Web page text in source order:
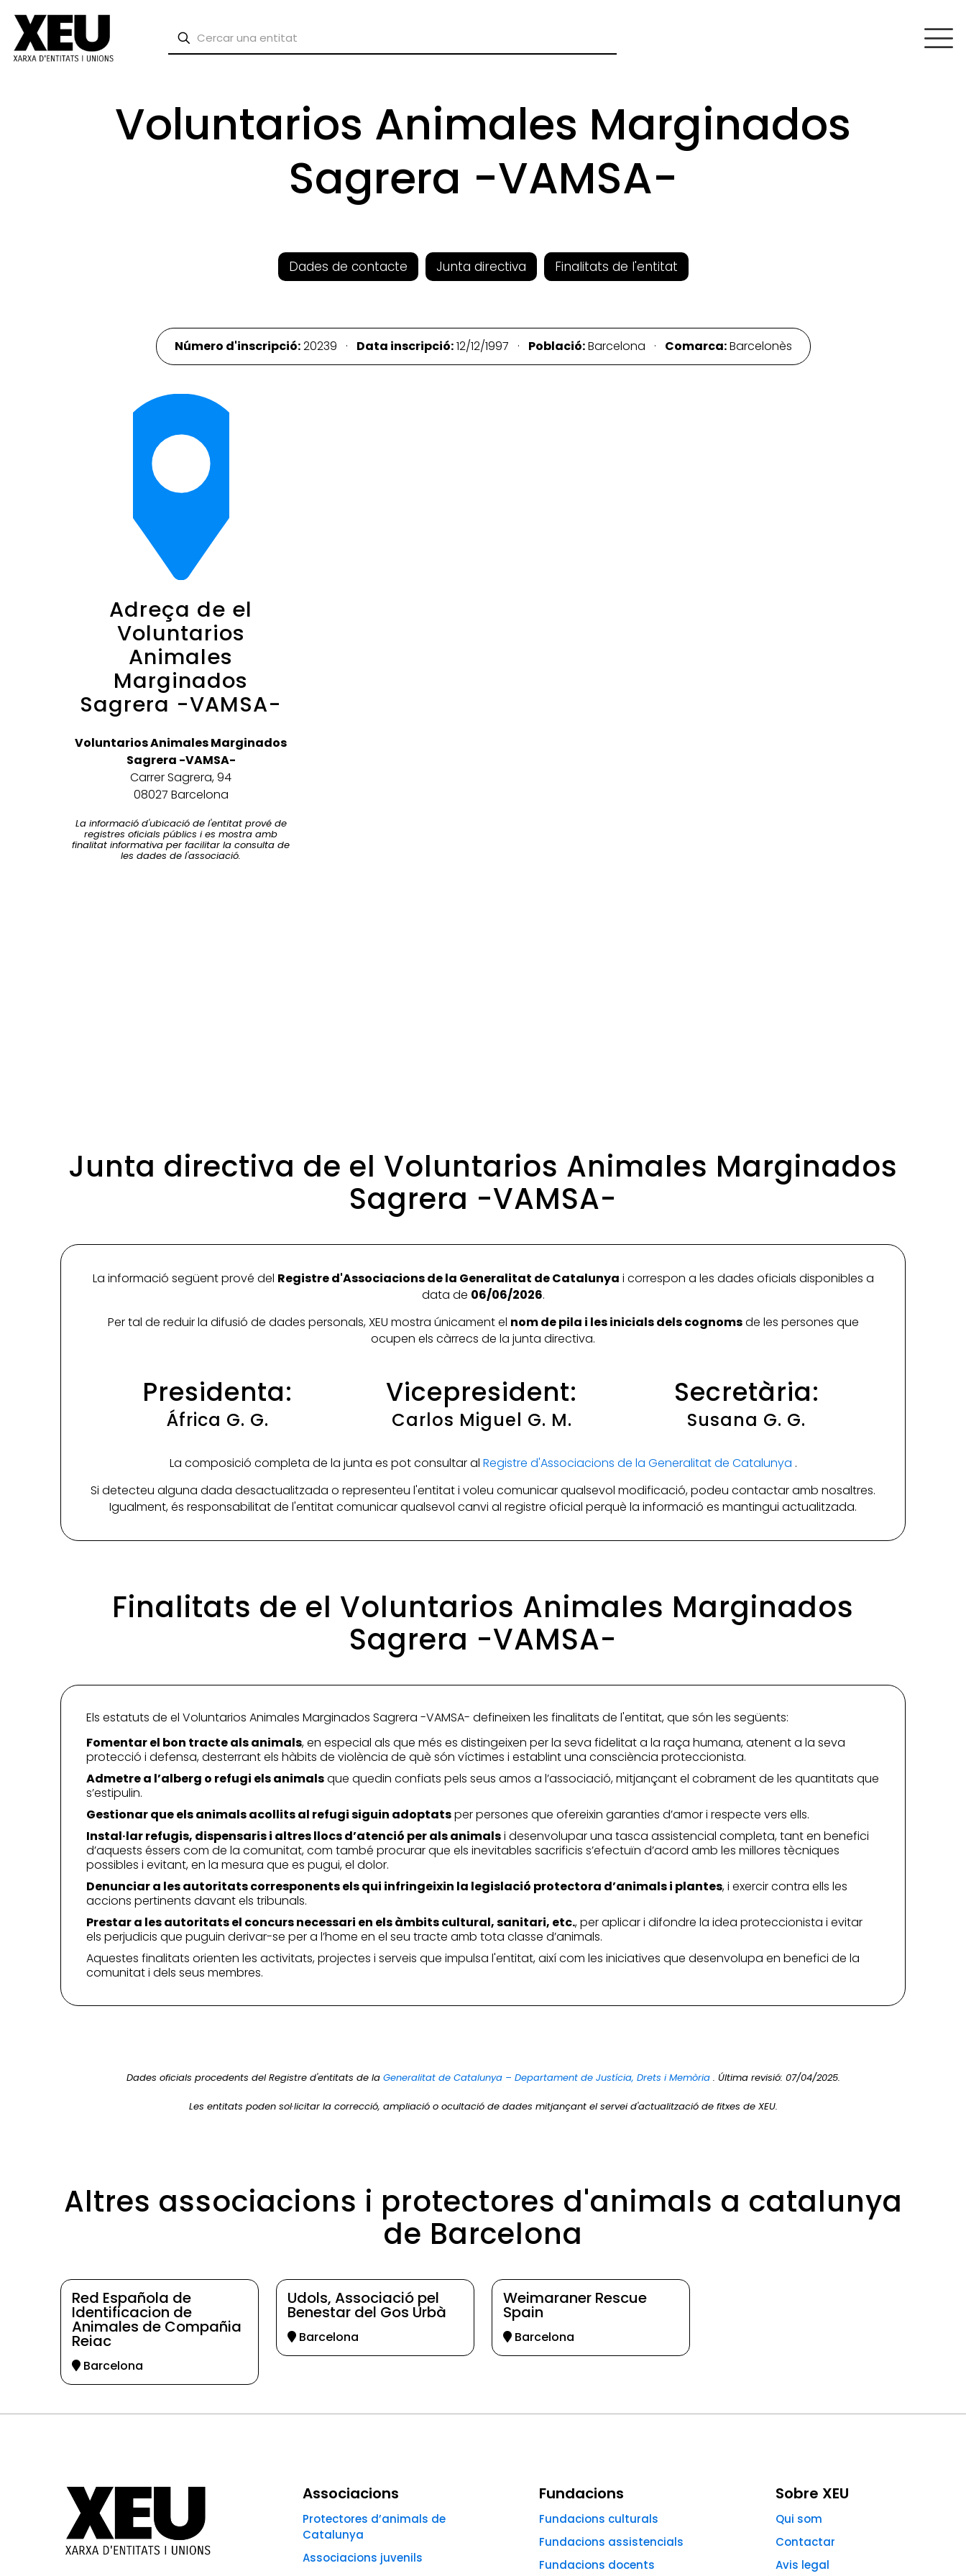
Voluntarios Animales Marginados
Sagrera -VAMSA-
Dades de contacte Junta directiva Finalitats de l'entitat
Número d'inscripció:20239 · Data inscripció:12/12/1997 · Població:Barcelona · Comarca:Barcelonès
Adreça de el
Voluntarios
Animales
Marginados
Sagrera -VAMSA-
Voluntarios Animales Marginados
Sagrera -VAMSA-
Carrer Sagrera, 94
08027 Barcelona
La informació d'ubicació de l'entitat prové de
registres oficials públics i es mostra amb
finalitat informativa per facilitar la consulta de
les dades de l'associació.
Junta directiva de el Voluntarios Animales Marginados
Sagrera -VAMSA-
La informació següent prové del Registre d'Associacions de la Generalitat de Catalunya i correspon a les dades oficials disponibles a
data de 06/06/2026.
Per tal de reduir la difusió de dades personals, XEU mostra únicament el nom de pila i les inicials dels cognomsde les persones que
ocupen els càrrecs de la junta directiva.
Presidenta:
África G. G.
Vicepresident:
Carlos Miguel G. M.
Secretària:
Susana G. G.
La composició completa de la junta es pot consultar al Registre d'Associacions de la Generalitat de Catalunya .
Si detecteu alguna dada desactualitzada o representeu l'entitat i voleu comunicar qualsevol modificació, podeu contactar amb nosaltres.
Igualment, és responsabilitat de l'entitat comunicar qualsevol canvi al registre oficial perquè la informació es mantingui actualitzada.
Finalitats de el Voluntarios Animales Marginados
Sagrera -VAMSA-
Els estatuts de el Voluntarios Animales Marginados Sagrera -VAMSA- defineixen les finalitats de l'entitat, que són les següents:
Fomentar el bon tracte als animals, en especial als que més es distingeixen per la seva fidelitat a la raça humana, atenent a la seva
protecció i defensa, desterrant els hàbits de violència de què són víctimes i establint una consciència proteccionista.
Admetre a l’alberg o refugi els animalsque quedin confiats pels seus amos a l’associació, mitjançant el cobrament de les quantitats que
s’estipulin.
Gestionar que els animals acollits al refugi siguin adoptatsper persones que ofereixin garanties d’amor i respecte vers ells.
Instal·lar refugis, dispensaris i altres llocs d’atenció per als animalsi desenvolupar una tasca assistencial completa, tant en benefici
d’aquests éssers com de la comunitat, com també procurar que els inevitables sacrificis s’efectuïn d’acord amb les millores tècniques
possibles i evitant, en la mesura que es pugui, el dolor.
Denunciar a les autoritats corresponents els qui infringeixin la legislació protectora d’animals i plantes, i exercir contra ells les
accions pertinents davant els tribunals.
Prestar a les autoritats el concurs necessari en els àmbits cultural, sanitari, etc., per aplicar i difondre la idea proteccionista i evitar
els perjudicis que puguin derivar-se per a l’home en el seu tracte amb tota classe d’animals.
Aquestes finalitats orienten les activitats, projectes i serveis que impulsa l'entitat, així com les iniciatives que desenvolupa en benefici de la
comunitat i dels seus membres.
Dades oficials procedents del Registre d'entitats de la Generalitat de Catalunya – Departament de Justícia, Drets i Memòria . Última revisió: 07/04/2025.
Les entitats poden sol·licitar la correcció, ampliació o ocultació de dades mitjançant el servei d'actualització de fitxes de XEU.
Altres associacions i protectores d'animals a catalunya
de Barcelona
Red Española de
Identificacion de
Animales de Compañia
Reiac
Barcelona
Udols, Associació pel
Benestar del Gos Urbà
Barcelona
Weimaraner Rescue
Spain
Barcelona
Associacions
Protectores d’animals de
Catalunya
Associacions juvenils
Fundacions
Fundacions culturals
Fundacions assistencials
Fundacions docents
Sobre XEU
Qui som
Contactar
Avis legal